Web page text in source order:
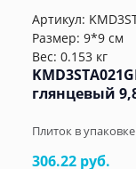
Артикул:
Размер: 9*9 см
Вес: 0.153 кг
глянцевый
Плиток в
306.22 руб.